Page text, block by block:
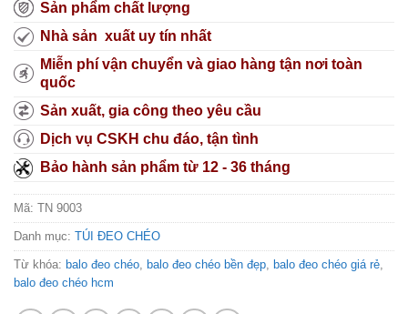
Sản phẩm chất lượng
Nhà sản xuất uy tín nhất
Miễn phí vận chuyển và giao hàng tận nơi toàn
quốc
Sản xuất, gia công theo yêu cầu
Dịch vụ CSKH chu đáo, tận tình
Bảo hành sản phẩm từ 12 - 36 tháng
Mã: TN 9003
Danh mục: TÚI ĐEO CHÉO
Từ khóa: balo đeo chéo balo đeo chéo bền đẹp balo đeo chéo giá rẻ
balo đeo chéo hcm